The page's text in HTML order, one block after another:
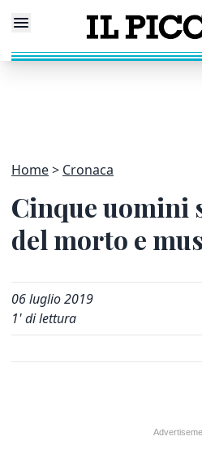
Home Cronaca
Cinque uomini
del morto e
06 luglio 2019
1' di lettura